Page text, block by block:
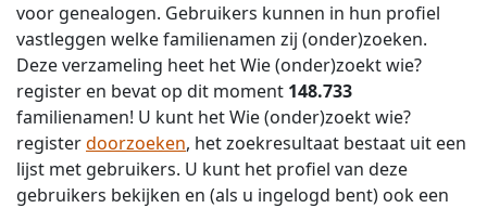
voor genealogen. Gebruikers kunnen in hun profiel
vastleggen welke familienamen zij (onder)zoeken.
Deze verzameling heet het Wie (onder)zoekt wie?
register en bevat op dit moment 148.733
familienamen! U kunt het Wie (onder)zoekt wie?
registerdoorzoeken, het zoekresultaat bestaat uit een
lijst met gebruikers. U kunt het profiel van deze
gebruikers bekijken en (als u ingelogd bent) ook een